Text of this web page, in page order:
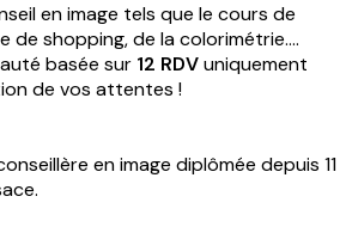
en image tels que le cours de
de shopping, de la colorimétrie….
basée sur 12 RDVuniquement
de vos attentes !
en image diplômée depuis 11